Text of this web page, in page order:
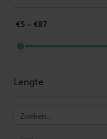
€5 – €87
Lengte